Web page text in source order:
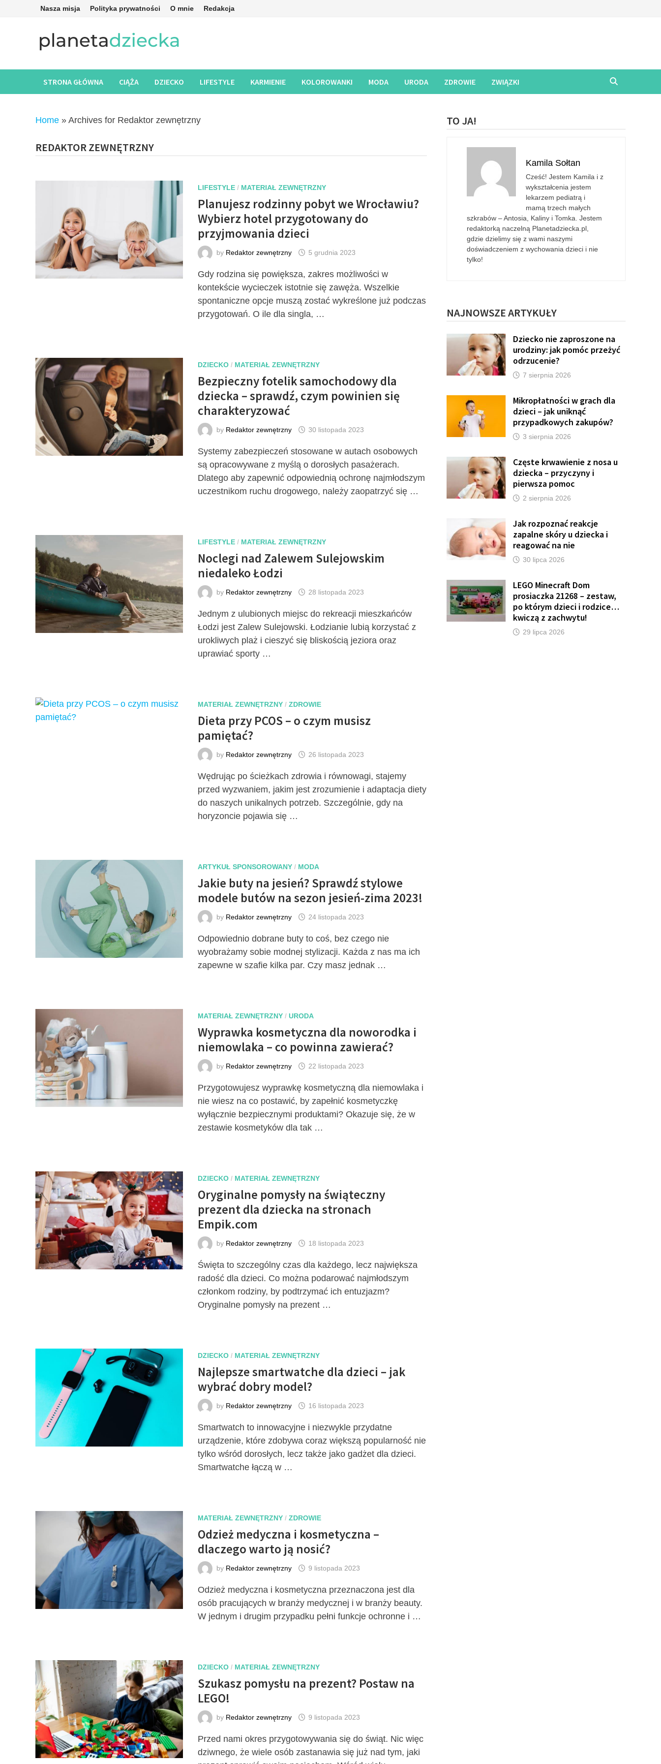
Nasza misja Polityka prywatności O mnie Redakcja
STRONA GŁÓWNA CIĄŻA DZIECKO LIFESTYLE KARMIENIE KOLOROWANKI MODA URODA ZDROWIE ZWIĄZKI
Home » Archives for Redaktor zewnętrzny
REDAKTOR ZEWNĘTRZNY
LIFESTYLE/ MATERIAŁ ZEWNĘTRZNY
Planujesz rodzinny pobyt we Wrocławiu?
Wybierz hotel przygotowany do
przyjmowania dzieci
by Redaktor zewnętrzny 5 grudnia 2023
Gdy rodzina się powiększa, zakres możliwości w
kontekście wycieczek istotnie się zawęża. Wszelkie
spontaniczne opcje muszą zostać wykreślone już podczas
przygotowań. O ile dla singla, …
DZIECKO/ MATERIAŁ ZEWNĘTRZNY
Bezpieczny fotelik samochodowy dla
dziecka – sprawdź, czym powinien się
charakteryzować
by Redaktor zewnętrzny 30 listopada 2023
Systemy zabezpieczeń stosowane w autach osobowych
są opracowywane z myślą o dorosłych pasażerach.
Dlatego aby zapewnić odpowiednią ochronę najmłodszym
uczestnikom ruchu drogowego, należy zaopatrzyć się …
LIFESTYLE/ MATERIAŁ ZEWNĘTRZNY
Noclegi nad Zalewem Sulejowskim
niedaleko Łodzi
by Redaktor zewnętrzny 28 listopada 2023
Jednym z ulubionych miejsc do rekreacji mieszkańców
Łodzi jest Zalew Sulejowski. Łodzianie lubią korzystać z
urokliwych plaż i cieszyć się bliskością jeziora oraz
uprawiać sporty …
MATERIAŁ ZEWNĘTRZNY/ ZDROWIE
Dieta przy PCOS – o czym musisz
pamiętać?
by Redaktor zewnętrzny 26 listopada 2023
Wędrując po ścieżkach zdrowia i równowagi, stajemy
przed wyzwaniem, jakim jest zrozumienie i adaptacja diety
do naszych unikalnych potrzeb. Szczególnie, gdy na
horyzoncie pojawia się …
ARTYKUŁ SPONSOROWANY/ MODA
Jakie buty na jesień? Sprawdź stylowe
modele butów na sezon jesień-zima 2023!
by Redaktor zewnętrzny 24 listopada 2023
Odpowiednio dobrane buty to coś, bez czego nie
wyobrażamy sobie modnej stylizacji. Każda z nas ma ich
zapewne w szafie kilka par. Czy masz jednak …
MATERIAŁ ZEWNĘTRZNY/ URODA
Wyprawka kosmetyczna dla noworodka i
niemowlaka – co powinna zawierać?
by Redaktor zewnętrzny 22 listopada 2023
Przygotowujesz wyprawkę kosmetyczną dla niemowlaka i
nie wiesz na co postawić, by zapełnić kosmetyczkę
wyłącznie bezpiecznymi produktami? Okazuje się, że w
zestawie kosmetyków dla tak …
DZIECKO/ MATERIAŁ ZEWNĘTRZNY
Oryginalne pomysły na świąteczny
prezent dla dziecka na stronach
Empik.com
by Redaktor zewnętrzny 18 listopada 2023
Święta to szczególny czas dla każdego, lecz największa
radość dla dzieci. Co można podarować najmłodszym
członkom rodziny, by podtrzymać ich entuzjazm?
Oryginalne pomysły na prezent …
DZIECKO/ MATERIAŁ ZEWNĘTRZNY
Najlepsze smartwatche dla dzieci – jak
wybrać dobry model?
by Redaktor zewnętrzny 16 listopada 2023
Smartwatch to innowacyjne i niezwykle przydatne
urządzenie, które zdobywa coraz większą popularność nie
tylko wśród dorosłych, lecz także jako gadżet dla dzieci.
Smartwatche łączą w …
MATERIAŁ ZEWNĘTRZNY/ ZDROWIE
Odzież medyczna i kosmetyczna –
dlaczego warto ją nosić?
by Redaktor zewnętrzny 9 listopada 2023
Odzież medyczna i kosmetyczna przeznaczona jest dla
osób pracujących w branży medycznej i w branży beauty.
W jednym i drugim przypadku pełni funkcje ochronne i …
DZIECKO/ MATERIAŁ ZEWNĘTRZNY
Szukasz pomysłu na prezent? Postaw na
LEGO!
by Redaktor zewnętrzny 9 listopada 2023
Przed nami okres przygotowywania się do świąt. Nic więc
dziwnego, że wiele osób zastanawia się już nad tym, jaki
TO JA!
Kamila Sołtan
Cześć! Jestem Kamila i z
wykształcenia jestem
lekarzem pediatrą i
mamą trzech małych
szkrabów – Antosia, Kaliny i Tomka. Jestem
redaktorką naczelną Planetadziecka.pl,
gdzie dzielimy się z wami naszymi
doświadczeniem z wychowania dzieci i nie
tylko!
NAJNOWSZE ARTYKUŁY
Dziecko nie zaproszone na
urodziny: jak pomóc przeżyć
odrzucenie?
7 sierpnia 2026
Mikropłatności w grach dla
dzieci – jak uniknąć
przypadkowych zakupów?
3 sierpnia 2026
Częste krwawienie z nosa u
dziecka – przyczyny i
pierwsza pomoc
2 sierpnia 2026
Jak rozpoznać reakcje
zapalne skóry u dziecka i
reagować na nie
30 lipca 2026
LEGO Minecraft Dom
prosiaczka 21268 – zestaw,
po którym dzieci i rodzice…
kwiczą z zachwytu!
29 lipca 2026